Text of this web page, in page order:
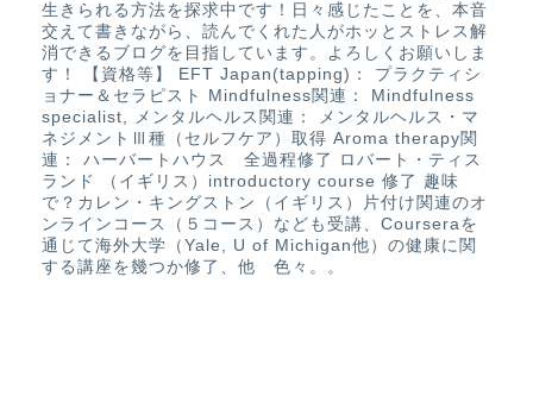
生きられる方法を探求中です！日々感じたことを、本音
交えて書きながら、読んでくれた人がホッとストレス解
消できるブログを目指しています。よろしくお願いしま
す！ 【資格等】 EFT Japan(tapping)： プラクティシ
ョナー＆セラピスト Mindfulness関連： Mindfulness
specialist, メンタルヘルス関連： メンタルヘルス・マ
ネジメントⅢ種（セルフケア）取得 Aroma therapy関
連： ハーバートハウス 全過程修了 ロバート・ティス
ランド （イギリス）introductory course 修了 趣味
で？カレン・キングストン（イギリス）片付け関連のオ
ンラインコース（５コース）なども受講、Courseraを
通じて海外大学（Yale, U of Michigan他）の健康に関
する講座を幾つか修了、他 色々。。